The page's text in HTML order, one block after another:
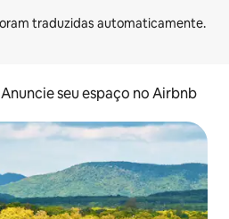
Anuncie seu espaço no Airbnb